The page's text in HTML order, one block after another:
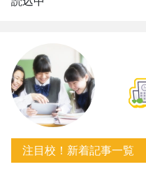
注目校！新着記事一覧